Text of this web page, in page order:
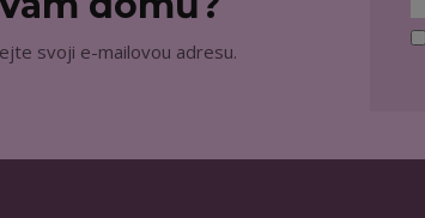
svoji e-mailovou adresu.